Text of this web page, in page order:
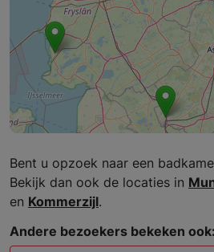
Bent u opzoek naar een
Bekijk dan ook de locaties in
en Kommerzijl.
Andere bezoekers bekeken ook: